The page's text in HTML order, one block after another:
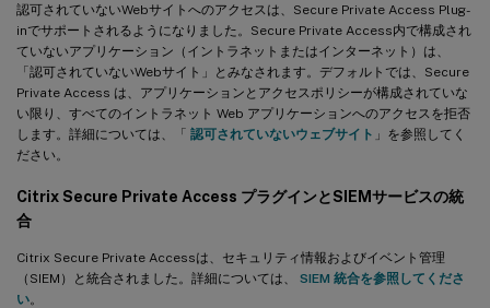
認可されていないWebサイトへのアクセスは、Secure Private Access Plug-
inでサポートされるようになりました。Secure Private Access内で構成され
ていないアプリケーション（イントラネットまたはインターネット）は、
「認可されていないWebサイト」とみなされます。デフォルトでは、Secure
Private Access は、アプリケーションとアクセスポリシーが構成されていな
い限り、すべてのイントラネット Web アプリケーションへのアクセスを拒否
します。詳細については、「 認可されていないウェブサイト 」を参照してく
ださい。
Citrix Secure Private Access プラグインとSIEMサービスの統
合
Citrix Secure Private Accessは、セキュリティ情報およびイベント管理
（SIEM）と統合されました。詳細については、 SIEM 統合を参照してくださ
い。